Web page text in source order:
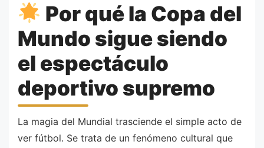
Por qué la Copa del
Mundo sigue siendo
el espectáculo
deportivo supremo
La magia del Mundial trasciende el simple acto de
ver fútbol. Se trata de un fenómeno cultural que